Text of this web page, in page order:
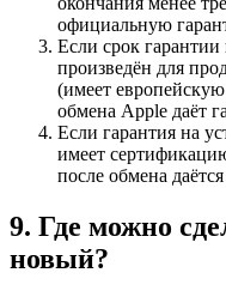
официальную
Если срок
произведён для
(имеет
обмена Apple даёт
Если гарантия на
имеет
после обмена
9. Где можно
новый?